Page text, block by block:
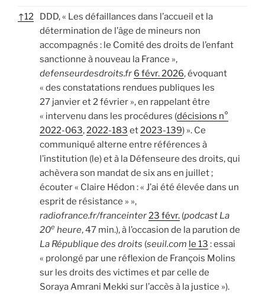
↑12
DDD, « Les défaillances dans l’accueil et la
détermination de l’âge de mineurs non
accompagnés : le Comité des droits de l’enfant
sanctionne à nouveau la France »,
defenseurdesdroits.fr 6 févr. 2026, évoquant
« des constatations rendues publiques les
27 janvier et 2 février », en rappelant être
« intervenu dans les procédures (décisions n°
2022-063,2022-183 et2023-139) ». Ce
communiqué alterne entre références à
l’institution (le) et à la Défenseure des droits, qui
achèvera son mandat de six ans en juillet ;
écouter « Claire Hédon : « J’ai été élevée dans un
esprit de résistance » »,
radiofrance.fr/franceinter23 févr. (podcast La
20e heure, 47 min.), à l’occasion de la parution de
La République des droits (seuil.com le 13 : essai
« prolongé par une réflexion de François Molins
sur les droits des victimes et par celle de
Soraya Amrani Mekki sur l’accès à la justice »).